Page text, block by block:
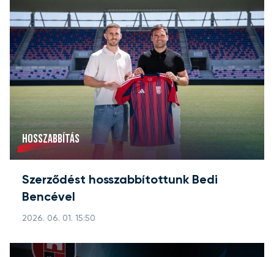
HOSSZABBÍTÁS
Szerződést hosszabbítottunk Bedi
Bencével
2026. 06. 01. 15:50